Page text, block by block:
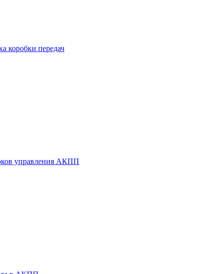
коробки передач
управления АКПП